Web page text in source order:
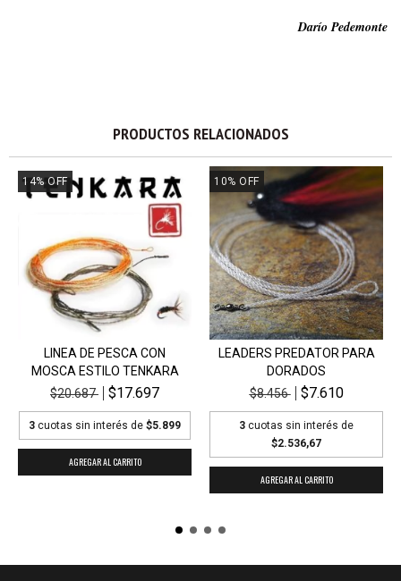
Darío Pedemonte
PRODUCTOS RELACIONADOS
14%OFF
LINEA DE PESCA CON
MOSCA ESTILO TENKARA
$20.687
$17.697
3 cuotas sin interés de $5.899
AGREGAR AL CARRITO
10% OFF
LEADERS PREDATOR PARA
DORADOS
$8.456
$7.610
3 cuotas sin interés de
$2.536,67
AGREGAR AL CARRITO